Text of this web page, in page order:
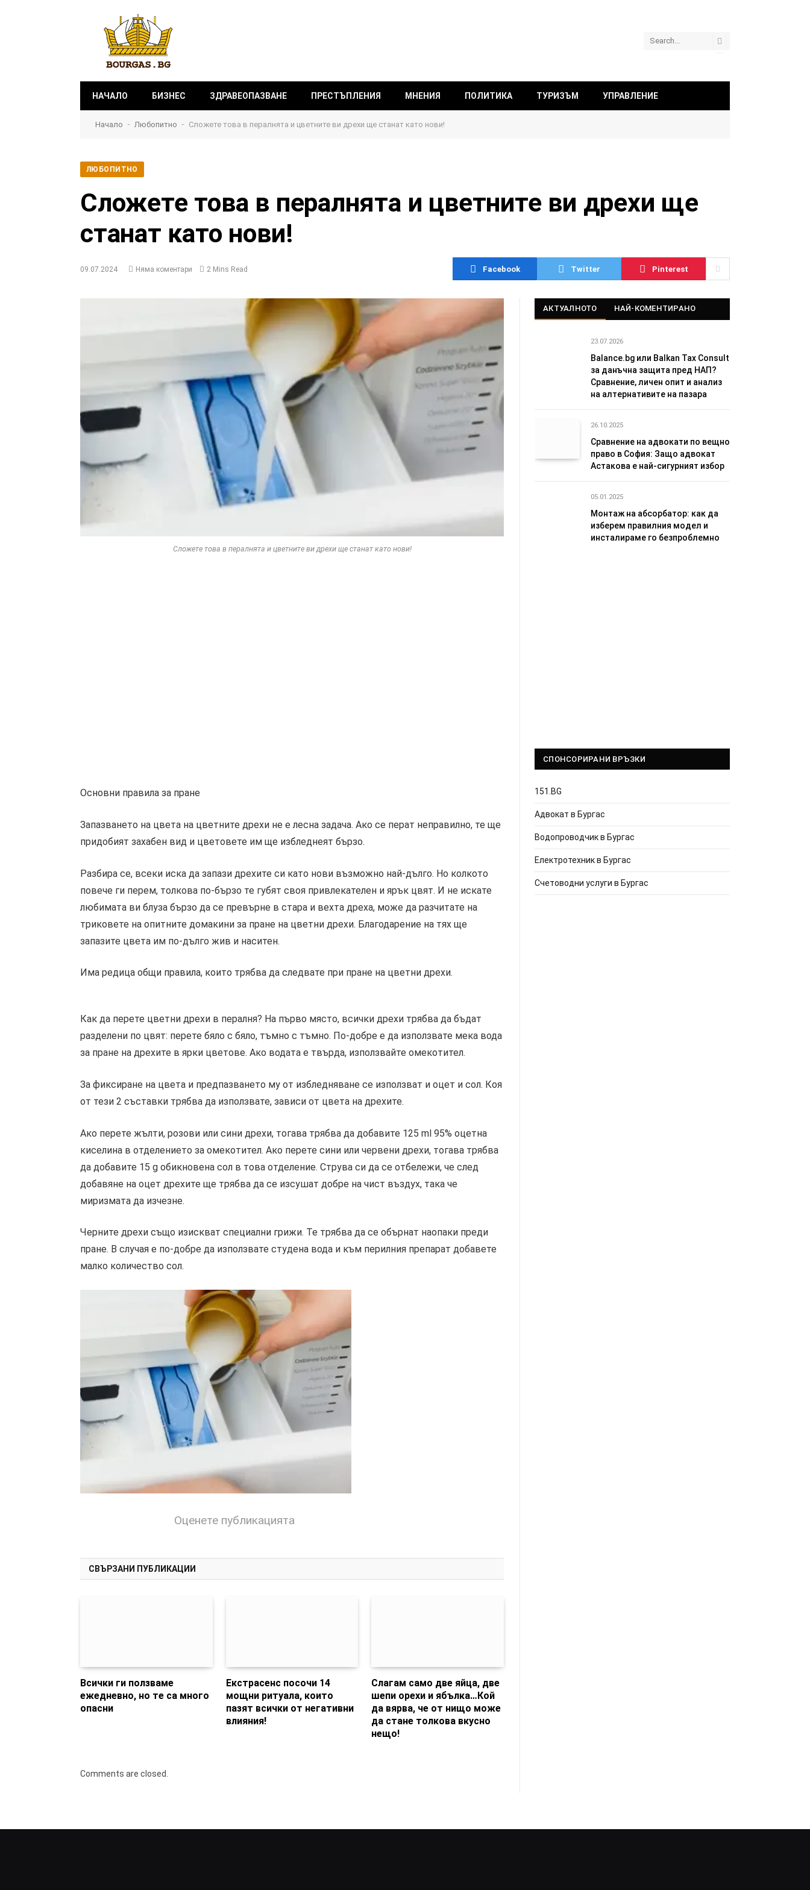
НАЧАЛО БИЗНЕС ЗДРАВЕОПАЗВАНЕ ПРЕСТЪПЛЕНИЯ МНЕНИЯ ПОЛИТИКА ТУРИЗЪМ УПРАВЛЕНИЕ
Начало - Любопитно - Сложете това в пералнята и цветните ви дрехи ще станат като нови!
ЛЮБОПИТНО
Сложете това в пералнята и цветните ви дрехи ще
станат като нови!
09.07.2024 Няма коментари 2 Mins Read Facebook Twitter Pinterest
Сложете това в пералнята и цветните ви дрехи ще станат като нови!
Основни правила за пране
Запазването на цвета на цветните дрехи не е лесна задача. Ако се перат неправилно, те ще
придобият захабен вид и цветовете им ще избледнеят бързо.
Разбира се, всеки иска да запази дрехите си като нови възможно най-дълго. Но колкото
повече ги перем, толкова по-бързо те губят своя привлекателен и ярък цвят. И не искате
любимата ви блуза бързо да се превърне в стара и вехта дреха, може да разчитате на
триковете на опитните домакини за пране на цветни дрехи. Благодарение на тях ще
запазите цвета им по-дълго жив и наситен.
Има редица общи правила, които трябва да следвате при пране на цветни дрехи.
Как да перете цветни дрехи в пералня? На първо място, всички дрехи трябва да бъдат
разделени по цвят: перете бяло с бяло, тъмно с тъмно. По-добре е да използвате мека вода
за пране на дрехите в ярки цветове. Ако водата е твърда, използвайте омекотител.
За фиксиране на цвета и предпазването му от избледняване се използват и оцет и сол. Коя
от тези 2 съставки трябва да използвате, зависи от цвета на дрехите.
Ако перете жълти, розови или сини дрехи, тогава трябва да добавите 125 ml 95% оцетна
киселина в отделението за омекотител. Ако перете сини или червени дрехи, тогава трябва
да добавите 15 g обикновена сол в това отделение. Струва си да се отбележи, че след
добавяне на оцет дрехите ще трябва да се изсушат добре на чист въздух, така че
миризмата да изчезне.
Черните дрехи също изискват специални грижи. Те трябва да се обърнат наопаки преди
пране. В случая е по-добре да използвате студена вода и към перилния препарат добавете
малко количество сол.
Оценете публикацията
СВЪРЗАНИ ПУБЛИКАЦИИ
Всички ги ползваме
ежедневно, но те са много
опасни
Екстрасенс посочи 14
мощни ритуала, които
пазят всички от негативни
влияния!
Слагам само две яйца, две
шепи орехи и ябълка…Кой
да вярва, че от нищо може
да стане толкова вкусно
нещо!
Comments are closed.
АКТУАЛНОТО НАЙ-КОМЕНТИРАНО
23.07.2026
Balance.bg или Balkan Tax Consult
за данъчна защита пред НАП?
Сравнение, личен опит и анализ
на алтернативите на пазара
26.10.2025
Сравнение на адвокати по вещно
право в София: Защо адвокат
Астакова е най-сигурният избор
05.01.2025
Монтаж на абсорбатор: как да
изберем правилния модел и
инсталираме го безпроблемно
СПОНСОРИРАНИ ВРЪЗКИ
151.BG
Адвокат в Бургас
Водопроводчик в Бургас
Електротехник в Бургас
Счетоводни услуги в Бургас